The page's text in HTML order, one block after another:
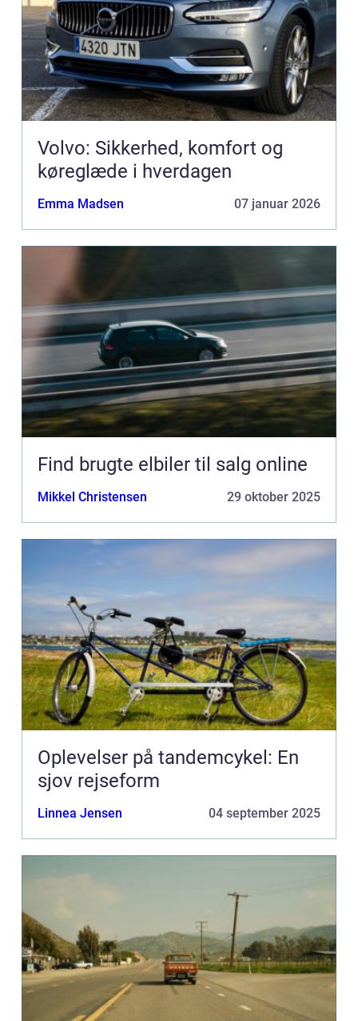
Volvo: Sikkerhed, komfort og
køreglæde i hverdagen
Emma Madsen 07 januar 2026
Find brugte elbiler til salg online
Mikkel Christensen 29 oktober 2025
Oplevelser på tandemcykel: En
sjov rejseform
Linnea Jensen 04 september 2025